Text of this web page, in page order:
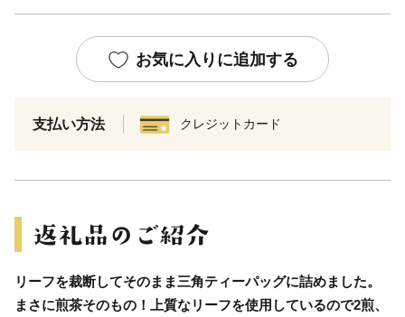
お気に入りに追加する
支払い方法 クレジットカード
リーフを裁断してそのまま三角ティーパッグに詰めました。
まさに煎茶そのもの！上質なリーフを使用しているので2煎、